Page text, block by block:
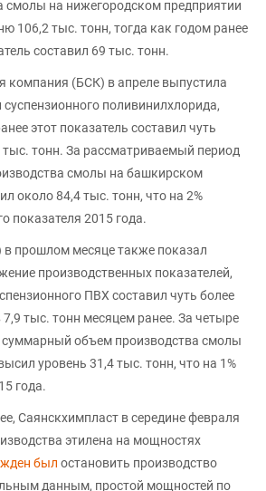
смолы на нижегородском предприятии
106,2 тыс. тонн, тогда как годом ранее
составил 69 тыс. тонн.
компания (БСК) в апреле выпустила
поливинилхлорида,
этот показатель составил чуть
тыс. тонн. За рассматриваемый период
смолы на башкирском
около 84,4 тыс. тонн, что на 2%
показателя 2015 года.
в прошлом месяце также показал
производственных показателей,
ПВХ составил чуть более
тыс. тонн месяцем ранее. За четыре
суммарный объем производства смолы
уровень 31,4 тыс. тонн, что на 1%
года.
Саянскхимпласт в середине февраля
этилена на мощностях
был остановить производство
данным, простой мощностей по